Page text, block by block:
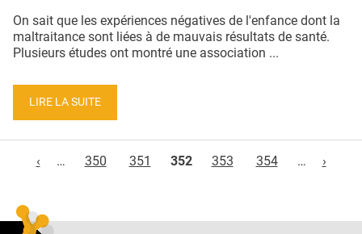
On sait que les expériences négatives de l'enfance dont la
maltraitance sont liées à de mauvais résultats de santé.
Plusieurs études ont montré une association ...
LIRE LA SUITE
‹
… 350 351 352 353 354 … ›